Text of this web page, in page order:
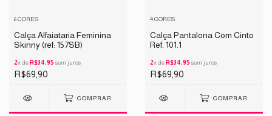
6 CORES
Calça Alfaiataria Feminina
Skinny (ref: 157SB)
2x de R$34,95 sem juros
R$69,90
COMPRAR
4 CORES
Calça Pantalona Com Cinto
Ref. 101.1
2x de R$34,95 sem juros
R$69,90
COMPRAR